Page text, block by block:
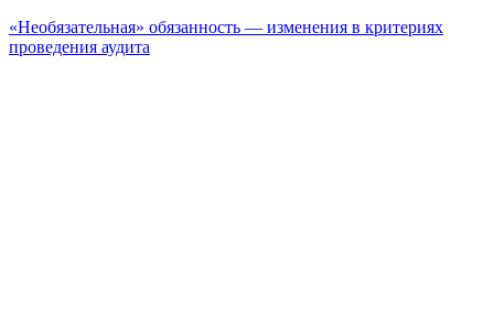
«Необязательная» обязанность — изменения в критериях
проведения аудита